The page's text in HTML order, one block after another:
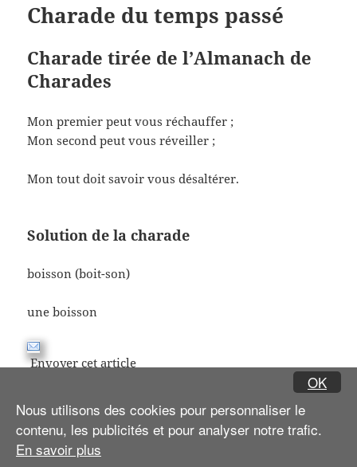
OK
Nous utilisons des cookies pour personnaliser le
contenu, les publicités et pour analyser notre trafic.
En savoir plus
Charade du temps passé
Charade tirée de l’Almanach de
Charades
Mon premier peut vous réchauffer ;
Mon second peut vous réveiller ;
Mon tout doit savoir vous désaltérer.
Solution de la charade
boisson (boit-son)
une boisson
Envoyer cet article
Navigation
des
articles
Page
PAGE132